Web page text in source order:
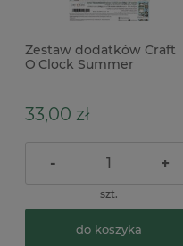
Zestaw dodatków Craft
O'Clock Summer
33,00 zł
- +
szt.
do koszyka